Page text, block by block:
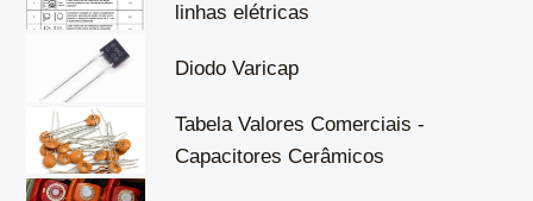
linhas elétricas
Diodo Varicap
Tabela Valores Comerciais -
Capacitores Cerâmicos